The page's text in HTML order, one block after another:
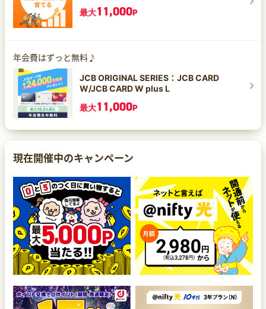
最大11,000P
年会費はずっと無料♪
JCB ORIGINAL SERIES：JCB CARD
W/JCB CARD W plus L
最大11,000P
現在開催中のキャンペーン